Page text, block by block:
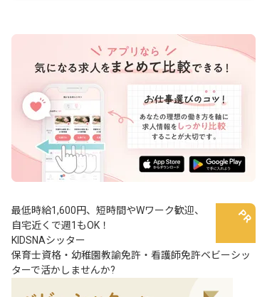
最低時給1,600円、短時間やWワーク歓迎、
自宅近くで週1もOK！
KIDSNAシッター
保育士資格・幼稚園教諭免許・看護師免許ベビーシッ
ターで活かしませんか?